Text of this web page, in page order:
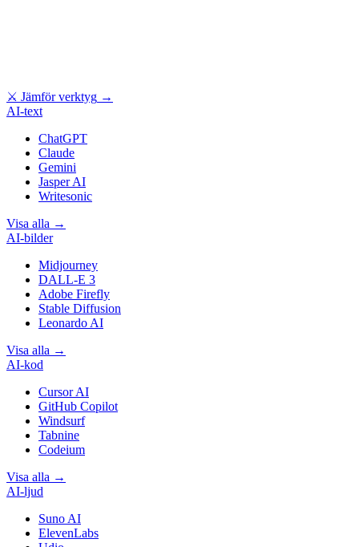
⚔ Jämför verktyg →
AI-text
ChatGPT
Claude
Gemini
Jasper AI
Writesonic
Visa alla →
AI-bilder
Midjourney
DALL-E 3
Adobe Firefly
Stable Diffusion
Leonardo AI
Visa alla →
AI-kod
Cursor AI
GitHub Copilot
Windsurf
Tabnine
Codeium
Visa alla →
AI-ljud
Suno AI
ElevenLabs